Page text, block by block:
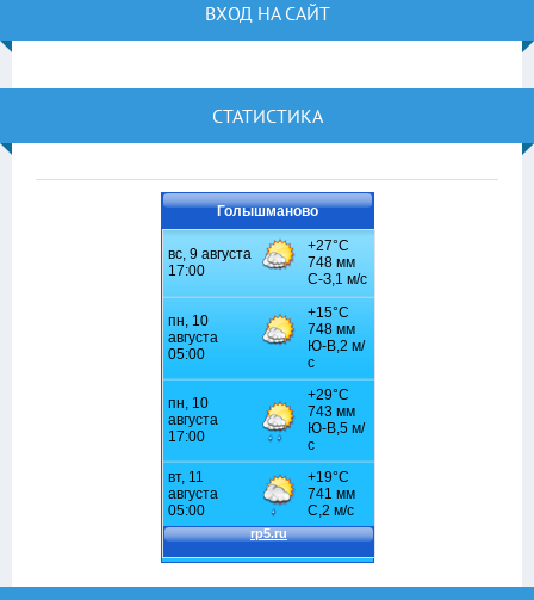
ВХОД НА САЙТ
СТАТИСТИКА
Голышманово